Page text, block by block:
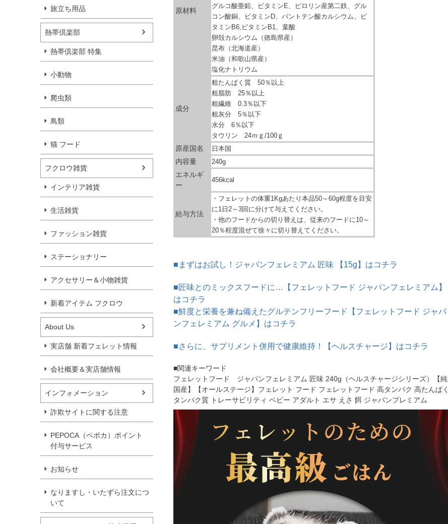
旅立ち用品
熱帯倶楽部
熱帯倶楽部 特集
小動物
爬虫類
鳥類
猫 フード
フクロウ雑貨
インテリア雑貨
生活雑貨
ファッション雑貨
ステーショナリー
アクセサリー＆小物雑貨
新着アイテム フクロウ
About Us
実店舗 新着フェレット情報
会社概要＆実店舗情報
インフォメーション
詐欺サイトに関する注意
PEPOCA（ペポカ）ポイント
付与サービス
お知らせ
なりますし・いたずら注文につ
いて
原材料
グルコ酸亜鉛、ビタミンE、ピロリン産第二鉄、グル
コン酸銅、ビタミンD、パントテン酸カルシウム、ビ
タミンB6,ビタミンB1、葉酸
卵殻カルシウム（徳島県産）
昆布（北海道産）
米油（和歌山県産）
塩化ナトリウム
成分
粗たんぱく質 50％以上
粗脂肪 25％以上
粗繊維 0.3％以下
粗灰分 5％以下
水分 6％以下
タウリン 24ｍｇ/100ｇ
原産国名 日本国
内容量 240g
エネルギ
ー
456kcal
給与方法
・フェレットの体重1Kgあたり本品50～60g程度を目安
に1日2～3回に分けて与えてください。
・他のフードからの切り替えは、従来のフードに10～
20％程度混ぜて徐々に切り替えてください。
■まずはお試し！ジャパンフェレミアム 匠味 【15g】はコチラ
■匠味とのミックスフードに…【フェレットフード ジャパンフェレミアム】
はコチラ
■鮮度と栄養を兼ね備えたグルテンフリーフード【フェレットフード ジャパ
ンフェレミアム グルメ】はコチラ
■さらに、サプリメント併用で健康維持！【ヘルスチャージ】はコチラ
■関連キーワード
フェレットフード ジャパンフェレミアム 匠味 240g（ヘルスチャージシリーズ）【純
国産】【オールステージ】フェレット フード フェレットフード 高タンパク 高たんぱく
タンパク質 トレーサビリティ ベビー アダルト エサ えさ 餌 ジャパンプレミアム